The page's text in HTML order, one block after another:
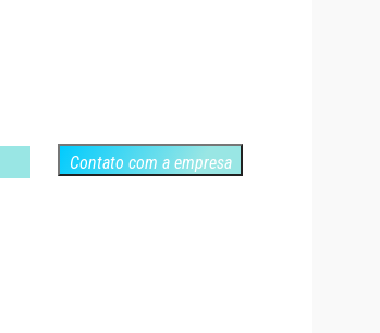
Contato com a empresa